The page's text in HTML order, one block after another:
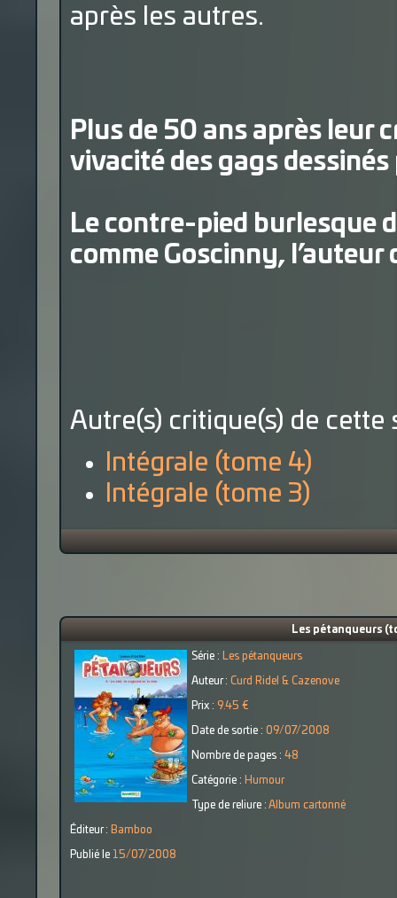
après les autres.
Plus de 50 ans après leur
vivacité des gags
Le contre-pied burlesque
comme Goscinny, l’auteur
Autre(s) critique(s) de cette
Intégrale (tome 4)
Intégrale (tome 3)
Les pétanqueurs
Série : Les pétanqueurs
Auteur : Curd Ridel & Cazenove
Prix : 9.45 €
Date de sortie : 09/07/2008
Nombre de pages : 48
Catégorie : Humour
Type de reliure : Album cartonné
Éditeur : Bamboo
Publié le 15/07/2008